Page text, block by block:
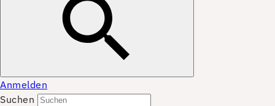
Anmelden
Suchen